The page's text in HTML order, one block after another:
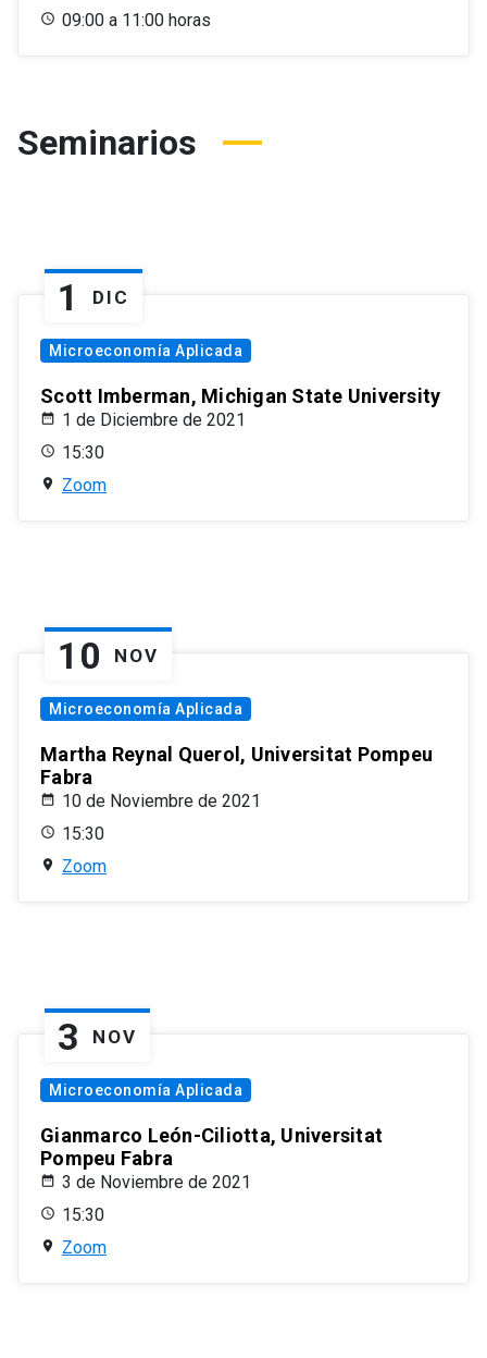
09:00 a 11:00 horas
Seminarios
1 DIC
Microeconomía Aplicada
Scott Imberman, Michigan State University
1 de Diciembre de 2021
15:30
Zoom
10 NOV
Microeconomía Aplicada
Martha Reynal Querol, Universitat Pompeu
Fabra
10 de Noviembre de 2021
15:30
Zoom
3 NOV
Microeconomía Aplicada
Gianmarco León-Ciliotta, Universitat
Pompeu Fabra
3 de Noviembre de 2021
15:30
Zoom